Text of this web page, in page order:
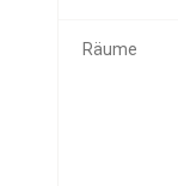
Räume